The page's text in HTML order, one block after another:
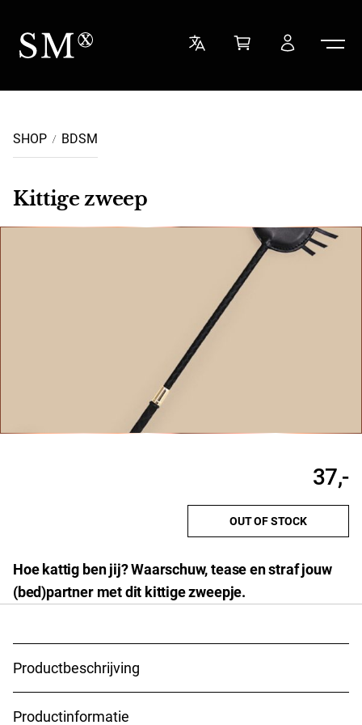
Sensual Minded
SHOP BDSM
Kittige zweep
Hoe kattig ben jij? Waarschuw, tease en straf jouw
(bed)partner met dit kittige zweepje.
37,-
OUT OF STOCK
Deze kittige zweep laat zien dat met jouw kattige